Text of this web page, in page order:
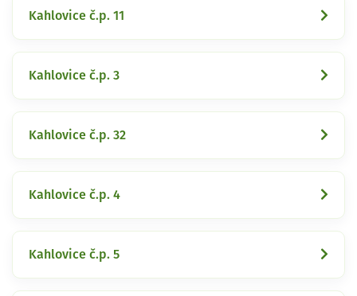
Kahlovice č.p. 11
Kahlovice č.p. 3
Kahlovice č.p. 32
Kahlovice č.p. 4
Kahlovice č.p. 5